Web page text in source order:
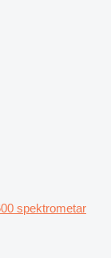
spektrometar